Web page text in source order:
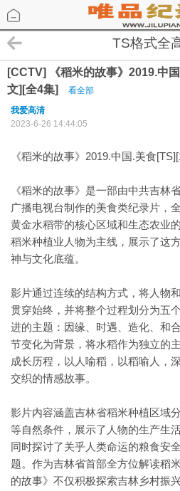
TS格式全
[CCTV] 《稻米的故事》2019.中
文][全4集]
看全部
我爱高清
2023-6-26 14:44:05
《稻米的故事》2019.中国.美食
《稻米的故事》是一部由中共吉林
广播电视台制作的美食类纪录片，
黄金水稻带的核心区域和生态农业
稻米种植业人物为主线，展示了这
神与文化底蕴。
影片通过连续的结构方式，将人物
贯穿始终，并将整个过程划分为五
进的主题：因缘、时遇、造化、和
节变化为背景，将水稻作为独立的
成长历程，以人喻稻，以稻喻人，
交织的情感故事。
影片内容涵盖吉林省稻米种植区域
等自然条件，展示了人物的生产生
同时探讨了关乎人类命运的粮食安
题。作为吉林省首部全方位解读稻
的故事》不仅积极探索吉林乡村振